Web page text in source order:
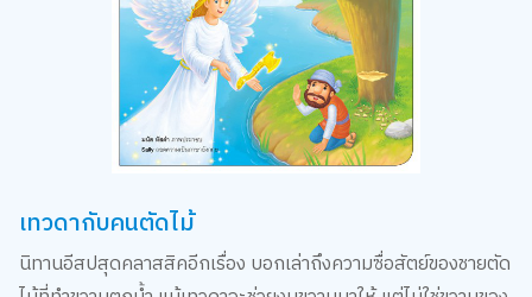
เทวดากับคนตัดไม้
นิทานอีสปสุดคลาสสิคอีกเรื่อง บอกเล่าถึงความซื่อสัตย์ของชายตัด
ไม้ที่ทำขวานตกน้ำ แม้เทวดาจะช่วยงมขวานมาให้ แต่ไม่ใช่ขวานของ